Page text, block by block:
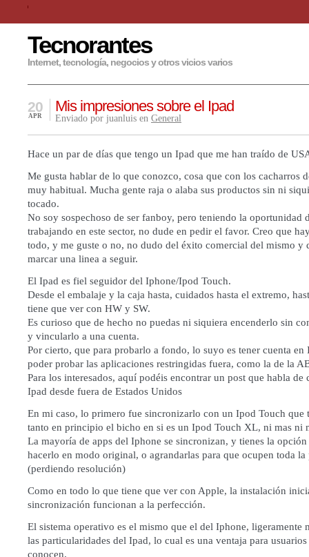
Tecnorantes
Internet, tecnología, negocios y otros vicios varios
Mis impresiones sobre el Ipad
20
APR Enviado por juanluis en General
Hace un par de días que tengo un Ipad que me han traído de
Me gusta hablar de lo que conozco, cosa que con los cacharros
muy habitual. Mucha gente raja o alaba sus productos sin ni
tocado.
No soy sospechoso de ser fanboy, pero teniendo la oportunidad
trabajando en este sector, no dude en pedir el favor. Creo que
todo, y me guste o no, no dudo del éxito comercial del mismo y
marcar una linea a seguir.
El Ipad es fiel seguidor del Iphone/Ipod Touch.
Desde el embalaje y la caja hasta, cuidados hasta el extremo,
tiene que ver con HW y SW.
Es curioso que de hecho no puedas ni siquiera encenderlo sin
y vincularlo a una cuenta.
Por cierto, que para probarlo a fondo, lo suyo es tener cuenta en
poder probar las aplicaciones restringidas fuera, como la de la
Para los interesados, aquí podéis encontrar un post que habla de
Ipad desde fuera de Estados Unidos
En mi caso, lo primero fue sincronizarlo con un Ipod Touch que
tanto en principio el bicho en si es un Ipod Touch XL, ni mas ni
La mayoría de apps del Iphone se sincronizan, y tienes la opción
hacerlo en modo original, o agrandarlas para que ocupen toda la
(perdiendo resolución)
Como en todo lo que tiene que ver con Apple, la instalación
sincronización funcionan a la perfección.
El sistema operativo es el mismo que el del Iphone, ligeramente
las particularidades del Ipad, lo cual es una ventaja para
conocen.